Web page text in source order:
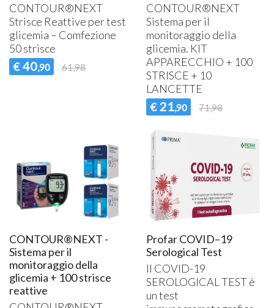
CONTOUR®NEXT
Strisce Reattive per test
glicemia – Comfezione
50 strisce
€ 40,90 61,98
CONTOUR®NEXT
Sistema per il
monitoraggio della
glicemia. KIT
APPARECCHIO + 100
STRISCE + 10
LANCETTE
€ 21,90 71,98
CONTOUR®NEXT -
Sistema per il
monitoraggio della
glicemia + 100 strisce
reattive
Profar COVID–19
Serological Test
Il COVID-19
SEROLOGICALTESTè
un test